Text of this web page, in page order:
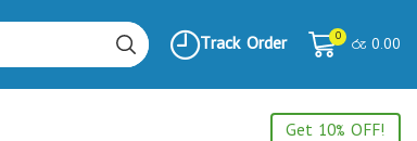
Track Order 0 රු 0.00
Get 10% OFF!